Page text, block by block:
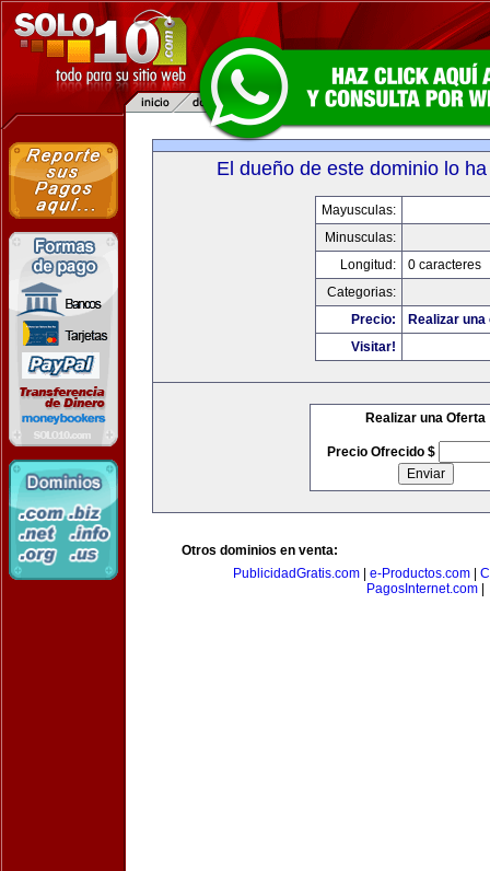
El dueño de este dominio lo
Mayusculas:
Minusculas:
Longitud:
0 caracteres
Categorias:
Precio:
Realizar
Visitar!
Realizar una Oferta
Precio Ofrecido $
Otros dominios en venta:
PublicidadGratis.com
e-Productos.com
PagosInternet.com